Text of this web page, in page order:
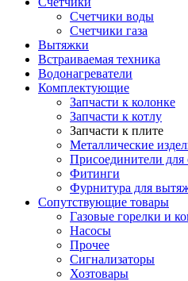
Счетчики воды
Счетчики газа
Вытяжки
Встраиваемая техника
Водонагреватели
Комплектующие
Запчасти к колонке
Запчасти к котлу
Запчасти к плите
Металлические
Присоединители для
Фитинги
Фурнитура для
Сопутствующие товары
Газовые горелки и
Насосы
Прочее
Сигнализаторы
Хозтовары